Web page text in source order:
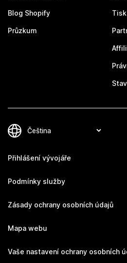
Blog Shopify
Průzkum
Přihlášení vývojáře
Podmínky služby
Zásady ochrany osobních údajů
Mapa webu
Vaše nastavení ochrany osobních